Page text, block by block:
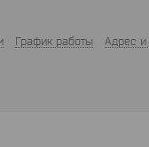
График работы Адрес и